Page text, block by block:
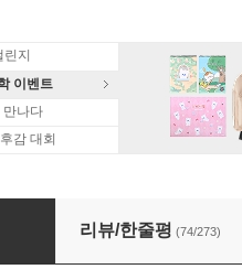
지
이벤트
만나다
감 대회
모험 14
리뷰/한줄평 (74/273)